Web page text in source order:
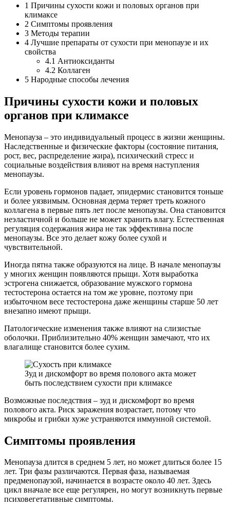
1 Причины сухости кожи и половых органов при
климаксе
2 Симптомы проявления
3 Методы терапии
4 Лучшие препараты от сухости при менопаузе и их
свойства
4.1 Антиоксиданты
4.2 Коллаген
5 Народные способы лечения
Причины сухости кожи и половых
органов при климаксе
Менопауза – это индивидуальный процесс в жизни женщины.
Наследственные и физические факторы (состояние питания,
рост, вес, распределение жира), психический стресс и
социальные воздействия влияют на время наступления
менопаузы.
Если уровень гормонов падает, эпидермис становится тоньше
и более уязвимым. Основная дерма теряет треть кожного
коллагена в первые пять лет после менопаузы. Она становится
неэластичной и больше не может хранить влагу. Естественная
регуляция содержания жира не так эффективна после
менопаузы. Все это делает кожу более сухой и
чувствительной.
Иногда пятна также образуются на лице. В начале менопаузы
у многих женщин появляются прыщи. Хотя выработка
эстрогена снижается, образование мужского гормона
тестостерона остается на том же уровне, поэтому при
избыточном весе тестостерона даже женщины старше 50 лет
внезапно имеют прыщи.
Патологические изменения также влияют на слизистые
оболочки. Приблизительно 40% женщин замечают, что их
влагалище становится более сухим.
Зуд и дискомфорт во время полового акта может
быть последствием сухости при климаксе
Возможные последствия – зуд и дискомфорт во время
полового акта. Риск заражения возрастает, потому что
микробы и грибки хуже устраняются иммунной системой.
Симптомы проявления
Менопауза длится в среднем 5 лет, но может длиться более 15
лет. Три фазы различаются. Первая фаза, называемая
предменопаузой, начинается в возрасте около 40 лет. Здесь
цикл вначале все еще регулярен, но могут возникнуть первые
психовегетативные симптомы.